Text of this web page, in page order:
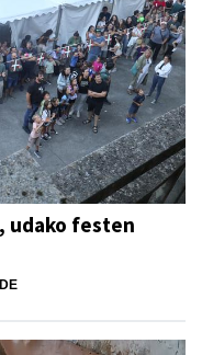
udako festen